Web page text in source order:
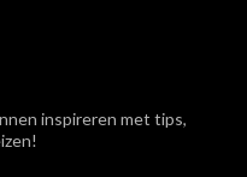
inspireren met tips,